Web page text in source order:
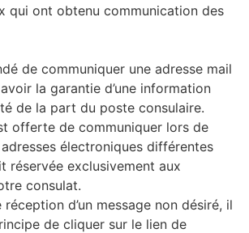
qui ont obtenu communication des
de communiquer une adresse mail
la garantie d’une information
de la part du poste consulaire.
offerte de communiquer lors de
électroniques différentes
réservée exclusivement aux
consulat.
d’un message non désiré, il
de cliquer sur le lien de